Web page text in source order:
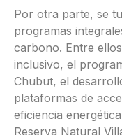
Por otra parte, se
programas
carbono. Entre
inclusivo, el
Chubut, el
plataformas de
eficiencia
Reserva Natural